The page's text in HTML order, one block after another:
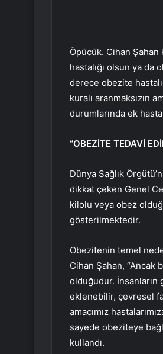
Öpücük. Cihan
hastalığı olsun ya da
derece obezite
kuralı aranmaksızın
durumlarında ek
“OBEZİTE TEDAVİ
Dünya Sağlık
dikkat çeken Genel
kilolu veya obez
gösterilmektedir.
Obezitenin temel
Cihan Şahan,
olduğudur. İnsanların
eklenebilir, çevresel
amacımız
sayede obeziteye
kullandı.